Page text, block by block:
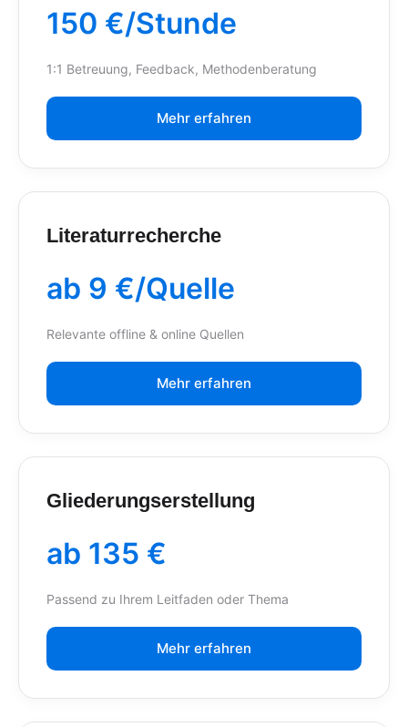
150 €/Stunde
1:1 Betreuung, Feedback, Methodenberatung
Mehr erfahren
Literaturrecherche
ab 9 €/Quelle
Relevante offline & online Quellen
Mehr erfahren
Gliederungserstellung
ab 135 €
Passend zu Ihrem Leitfaden oder Thema
Mehr erfahren